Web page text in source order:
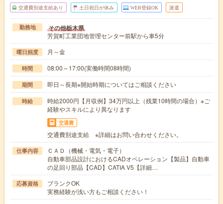
交通費別途支給あり 土日祝日が休み WEB登録OK 派遣
勤務地 その他栃木県
芳賀町工業団地管理センター前駅から車5分
曜日頻度 月～金
時間 08:00～17:00(実働時間08時間)
期間 即日～長期※開始時期についてはご相談ください
時給
時給2000円【月収例】34万円以上（残業10時間の場合）※ご
経験やスキルにより異なります
交通費
交通費別途支給 ※詳細はお問い合わせください。
仕事内容
ＣＡＤ（機械・電気・電子）
自動車部品設計におけるCADオペレーション【製品】自動車
の足回り部品【CAD】CATIA V5【詳細…
応募資格
ブランクOK
実務経験が浅い方もご相談ください！